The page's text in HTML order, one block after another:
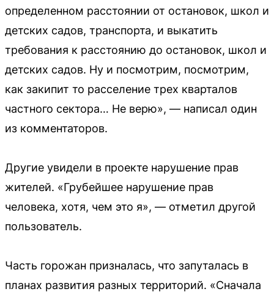
определенном расстоянии от остановок, школ и
детских садов, транспорта, и выкатить
требования к расстоянию до остановок, школ и
детских садов. Ну и посмотрим, посмотрим,
как закипит то расселение трех кварталов
частного сектора… Не верю», — написал один
из комментаторов.
Другие увидели в проекте нарушение прав
жителей. «Грубейшее нарушение прав
человека, хотя, чем это я», — отметил другой
пользователь.
Часть горожан призналась, что запуталась в
планах развития разных территорий. «Сначала